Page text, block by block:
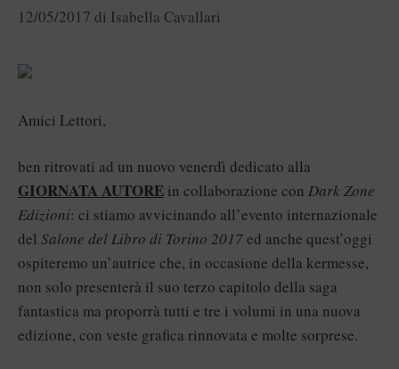
12/05/2017 di Isabella Cavallari
Amici Lettori,
ben ritrovati ad un nuovo venerdì dedicato alla
GIORNATA AUTORE in collaborazione con Dark Zone
Edizioni: ci stiamo avvicinando all’evento internazionale
del Salone del Libro di Torino 2017ed anche quest’oggi
ospiteremo un’autrice che, in occasione della kermesse,
non solo presenterà il suo terzo capitolo della saga
fantastica ma proporrà tutti e tre i volumi in una nuova
edizione, con veste grafica rinnovata e molte sorprese.